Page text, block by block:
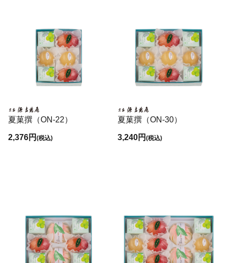
夏菓撰（ON-22）
2,376円(税込)
夏菓撰（ON-30）
3,240円(税込)